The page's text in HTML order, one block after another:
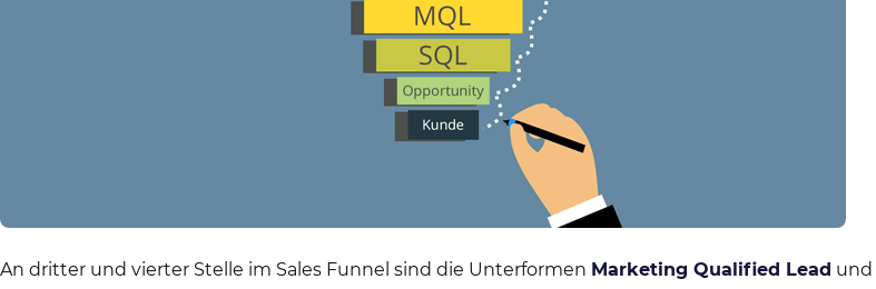
An dritter und vierter Stelle im Sales Funnel sind die Unterformen Marketing Qualified Lead und